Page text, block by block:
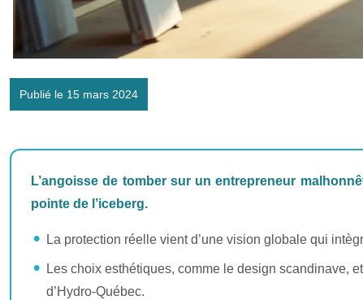
Publié le 15 mars 2024
L’angoisse de tomber sur un entrepreneur
pointe de l’iceberg.
La protection réelle vient d’une vision globale qui
Les choix esthétiques, comme le design scandinave,
d’Hydro-Québec.